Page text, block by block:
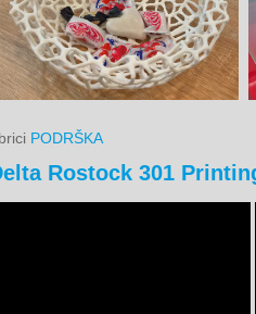
PODRŠKA
Rostock 301